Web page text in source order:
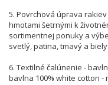
5. Povrchová úprava
hmotami šetrnými k
sortimentnej ponuky a
svetlý, patina, tmavý a
6. Textilné čalúnenie -
bavlna 100% white cotton